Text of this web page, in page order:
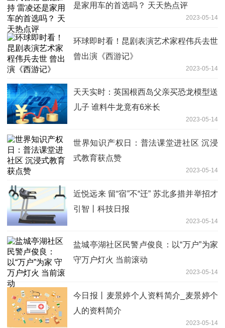
是家用车的首选吗？ 天天热点评
2023-05-14
环球即时看！昆剧表演艺术家程伟兵去世
曾出演《西游记》
2023-05-14
天天实时：英国根西岛父亲买恐龙模型送
儿子 谁料牛龙竟有6米长
2023-05-14
世界知识产权日：普法课堂进社区 沉浸
式教育获点赞
2023-05-14
近悦远来 留“宿”不“迁” 苏北多措并举招才
引智丨科技日报
2023-05-14
盐城亭湖社区民警卢俊良：以“万户”为家
守万户灯火 当前滚动
2023-05-14
今日报丨麦景婷个人资料简介_麦景婷个
人的资料简介
2023-05-14